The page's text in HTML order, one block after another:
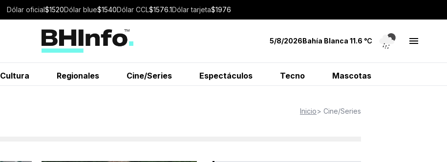
Dólar oficial$1520Dólar blue$1540Dólar CCL$1576.1Dólartarjeta$1976
5/8/2026Bahía Blanca 11.6 ℃
Cultura Regionales Cine/Series Espectáculos Tecno Mascotas
Inicio> Cine/Series